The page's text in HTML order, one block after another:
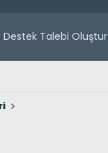
Destek Talebi Oluştur